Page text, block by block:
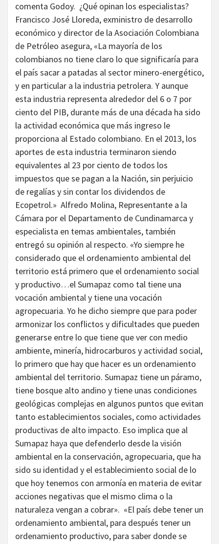
comenta Godoy. ¿Qué opinan los especialistas?
Francisco José Lloreda, exministro de desarrollo
económico y director de la Asociación Colombiana
de Petróleo asegura, «La mayoría de los
colombianos no tiene claro lo que significaría para
el país sacar a patadas al sector minero-energético,
y en particular a la industria petrolera. Y aunque
esta industria representa alrededor del 6 o 7 por
ciento del PIB, durante más de una década ha sido
la actividad económica que más ingreso le
proporciona al Estado colombiano. En el 2013, los
aportes de esta industria terminaron siendo
equivalentes al 23 por ciento de todos los
impuestos que se pagan a la Nación, sin perjuicio
de regalías y sin contar los dividendos de
Ecopetrol.» Alfredo Molina, Representante a la
Cámara por el Departamento de Cundinamarca y
especialista en temas ambientales, también
entregó su opinión al respecto. «Yo siempre he
considerado que el ordenamiento ambiental del
territorio está primero que el ordenamiento social
y productivo…el Sumapaz como tal tiene una
vocación ambiental y tiene una vocación
agropecuaria. Yo he dicho siempre que para poder
armonizar los conflictos y dificultades que pueden
generarse entre lo que tiene que ver con medio
ambiente, minería, hidrocarburos y actividad social,
lo primero que hay que hacer es un ordenamiento
ambiental del territorio. Sumapaz tiene un páramo,
tiene bosque alto andino y tiene unas condiciones
geológicas complejas en algunos puntos que evitan
tanto establecimientos sociales, como actividades
productivas de alto impacto. Eso implica que al
Sumapaz haya que defenderlo desde la visión
ambiental en la conservación, agropecuaria, que ha
sido su identidad y el establecimiento social de lo
que hoy tenemos con armonía en materia de evitar
acciones negativas que el mismo clima o la
naturaleza vengan a cobrar». «El país debe tener un
ordenamiento ambiental, para después tener un
ordenamiento productivo, para saber donde se